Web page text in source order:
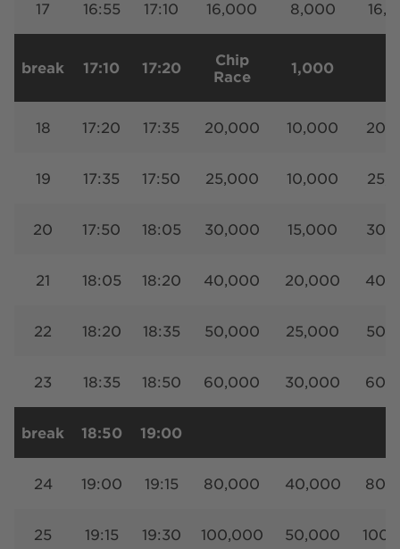
17 16:55 17:10 16,000 8,000
break 17:10 17:20
Chip
Race
1,000
18 17:20 17:35 20,000 10,000
19 17:35 17:50 25,000 10,000
20 17:50 18:05 30,000 15,000
21 18:05 18:20 40,000 20,000
22 18:20 18:35 50,000 25,000
23 18:35 18:50 60,000 30,000
break 18:50 19:00
24 19:00 19:15 80,000 40,000
25 19:15 19:30 100,000 50,000